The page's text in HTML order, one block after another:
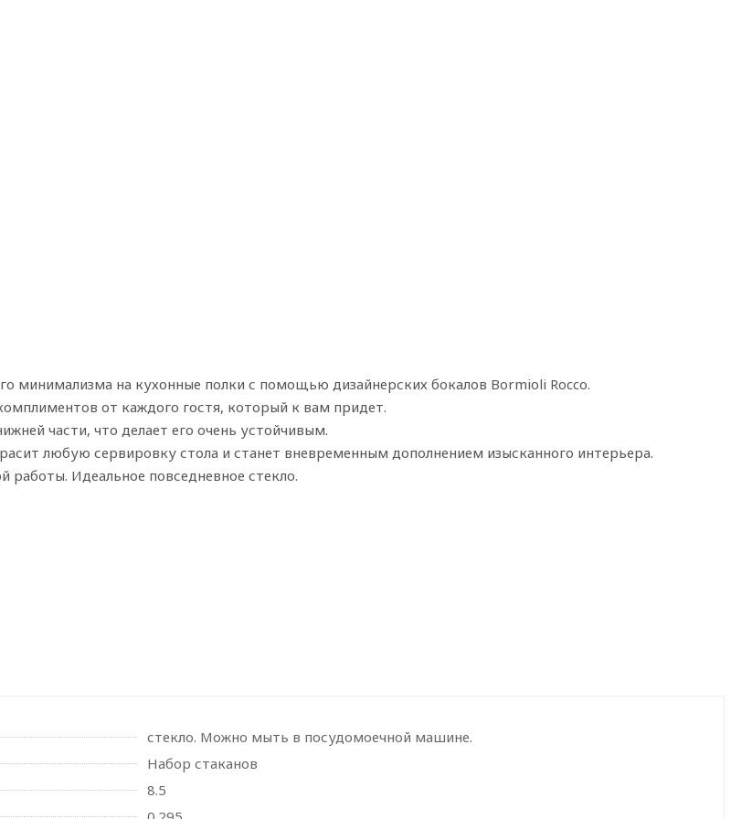
минимализма на кухонные полки с помощью дизайнерских бокалов Bormioli Rocco.
от каждого гостя, который к вам придет.
части, что делает его очень устойчивым.
любую сервировку стола и станет вневременным дополнением изысканного интерьера.
Идеальное повседневное стекло.
стекло. Можно мыть в посудомоечной машине.
Набор стаканов
8.5